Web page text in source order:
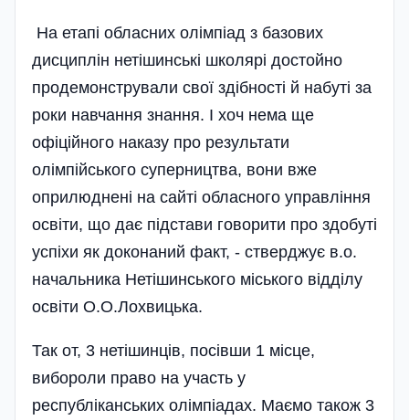
На етапі обласних олімпіад з базових
дисциплін нетішинські школярі достойно
продемонстрували свої здібності й набуті за
роки навчання знання. І хоч нема ще
офіційного наказу про результати
олімпійського суперництва, вони вже
оприлюднені на сайті обласного управління
освіти, що дає підстави говорити про здобуті
успіхи як доконаний факт, - стверджує в.о.
начальника Нетішинського міського відділу
освіти О.О.Лохвицька.
Так от, 3 нетішинців, посівши 1 місце,
вибороли право на участь у
республіканських олімпіадах. Маємо також 3